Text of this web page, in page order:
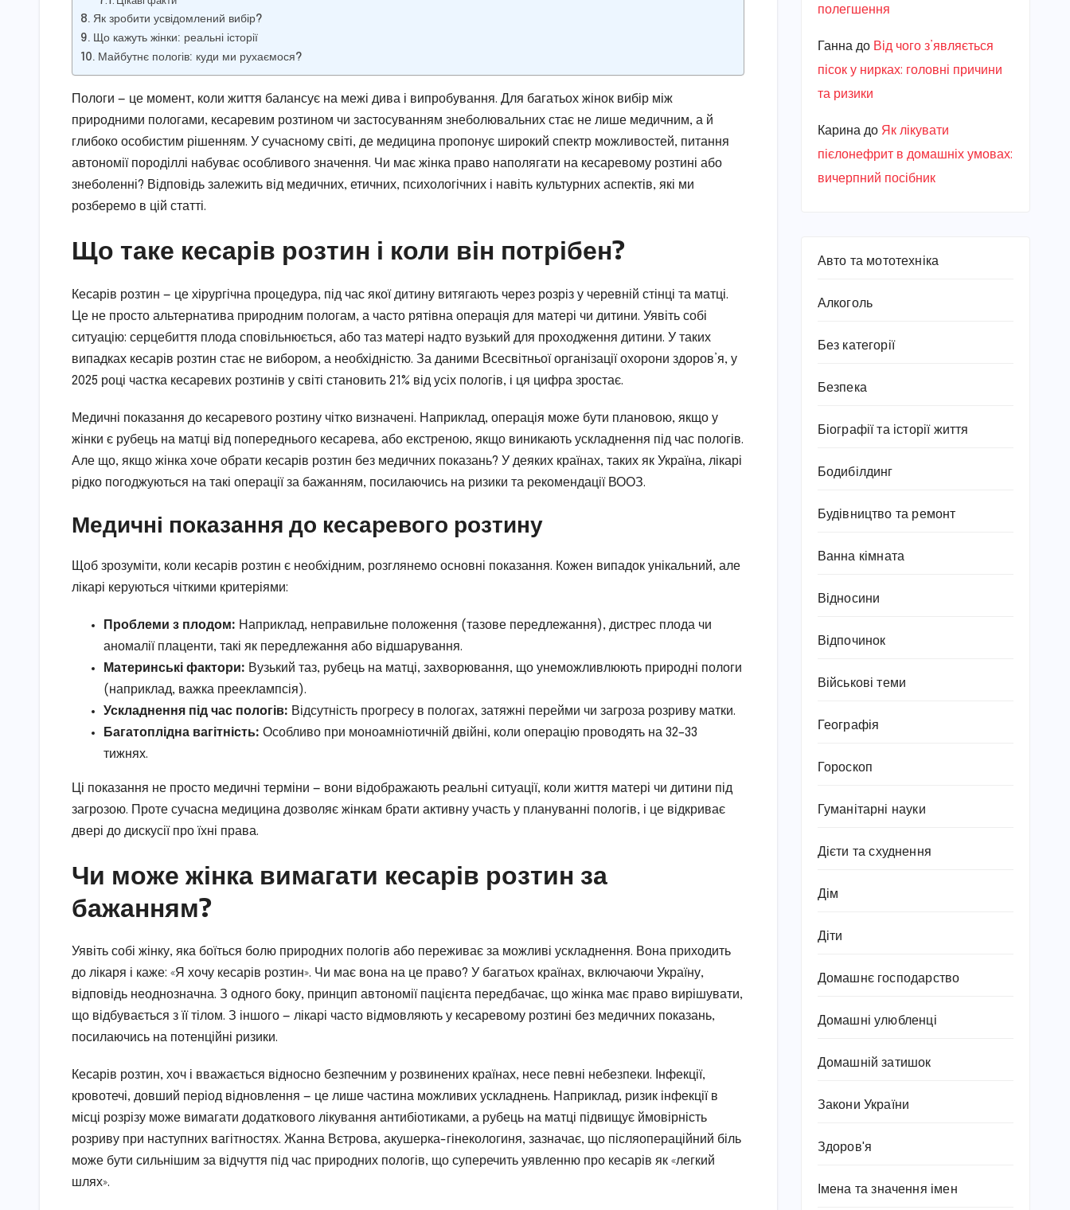
Як зробити усвідомлений вибір?
Що кажуть жінки: реальні історії
Майбутнє пологів: куди ми рухаємося?
Пологи — це момент, коли життя балансує на межі дива і випробування. Для багатьох жінок вибір між
природними пологами, кесаревим розтином чи застосуванням знеболювальних стає не лише медичним, а й
глибоко особистим рішенням. У сучасному світі, де медицина пропонує широкий спектр можливостей, питання
автономії породіллі набуває особливого значення. Чи має жінка право наполягати на кесаревому розтині або
знеболенні? Відповідь залежить від медичних, етичних, психологічних і навіть культурних аспектів, які ми
розберемо в цій статті.
Що таке кесарів розтин і коли він потрібен?
Кесарів розтин — це хірургічна процедура, під час якої дитину витягають через розріз у черевній стінці та матці.
Це не просто альтернатива природним пологам, а часто рятівна операція для матері чи дитини. Уявіть собі
ситуацію: серцебиття плода сповільнюється, або таз матері надто вузький для проходження дитини. У таких
випадках кесарів розтин стає не вибором, а необхідністю. За даними Всесвітньої організації охорони здоров’я, у
2025 році частка кесаревих розтинів у світі становить 21% від усіх пологів, і ця цифра зростає.
Медичні показання до кесаревого розтину чітко визначені. Наприклад, операція може бути плановою, якщо у
жінки є рубець на матці від попереднього кесарева, або екстреною, якщо виникають ускладнення під час пологів.
Але що, якщо жінка хоче обрати кесарів розтин без медичних показань? У деяких країнах, таких як Україна, лікарі
рідко погоджуються на такі операції за бажанням, посилаючись на ризики та рекомендації ВООЗ.
Медичні показання до кесаревого розтину
Щоб зрозуміти, коли кесарів розтин є необхідним, розглянемо основні показання. Кожен випадок унікальний, але
лікарі керуються чіткими критеріями:
Проблеми з плодом: Наприклад, неправильне положення (тазове передлежання), дистрес плода чи
аномалії плаценти, такі як передлежання або відшарування.
Материнські фактори: Вузький таз, рубець на матці, захворювання, що унеможливлюють природні пологи
(наприклад, важка прееклампсія).
Ускладнення під час пологів: Відсутність прогресу в пологах, затяжні перейми чи загроза розриву матки.
Багатоплідна вагітність: Особливо при моноамніотичній двійні, коли операцію проводять на 32–33
тижнях.
Ці показання не просто медичні терміни — вони відображають реальні ситуації, коли життя матері чи дитини під
загрозою. Проте сучасна медицина дозволяє жінкам брати активну участь у плануванні пологів, і це відкриває
двері до дискусії про їхні права.
Чи може жінка вимагати кесарів розтин за
бажанням?
Уявіть собі жінку, яка боїться болю природних пологів або переживає за можливі ускладнення. Вона приходить
до лікаря і каже: «Я хочу кесарів розтин». Чи має вона на це право? У багатьох країнах, включаючи Україну,
відповідь неоднозначна. З одного боку, принцип автономії пацієнта передбачає, що жінка має право вирішувати,
що відбувається з її тілом. З іншого — лікарі часто відмовляють у кесаревому розтині без медичних показань,
посилаючись на потенційні ризики.
Кесарів розтин, хоч і вважається відносно безпечним у розвинених країнах, несе певні небезпеки. Інфекції,
кровотечі, довший період відновлення — це лише частина можливих ускладнень. Наприклад, ризик інфекції в
місці розрізу може вимагати додаткового лікування антибіотиками, а рубець на матці підвищує ймовірність
розриву при наступних вагітностях. Жанна Вєтрова, акушерка-гінекологиня, зазначає, що післяопераційний біль
може бути сильнішим за відчуття під час природних пологів, що суперечить уявленню про кесарів як «легкий
шлях».
полегшення
Ганнадо Від чого з’являється
пісок у нирках: головні причини
та ризики
Каринадо Як лікувати
пієлонефрит в домашніх умовах:
вичерпний посібник
Авто та мототехніка
Алкоголь
Без категорії
Безпека
Біографії та історії життя
Бодибілдинг
Будівництво та ремонт
Ванна кімната
Відносини
Відпочинок
Військові теми
Географія
Гороскоп
Гуманітарні науки
Дієти та схуднення
Дім
Діти
Домашнє господарство
Домашні улюбленці
Домашній затишок
Закони України
Здоров'я
Імена та значення імен